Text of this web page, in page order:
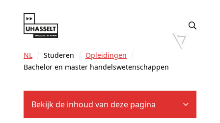
NL Studeren
Opleidingen
Bachelor en master handelswetenschappen
Bekijk de inhoud van deze pagina